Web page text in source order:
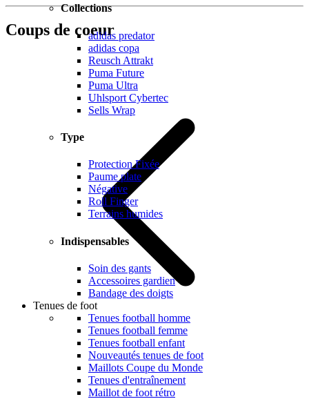
Collections
adidas predator
adidas copa
Reusch Attrakt
Puma Future
Puma Ultra
Uhlsport Cybertec
Sells Wrap
Type
Protection Fixée
Paume plate
Négative
Roll Finger
Terrains humides
Indispensables
Soin des gants
Accessoires gardien
Bandage des doigts
Tenues de foot
Tenues football homme
Tenues football femme
Tenues football enfant
Nouveautés tenues de foot
Maillots Coupe du Monde
Tenues d'entraînement
Maillot de foot rétro
Coups de coeur